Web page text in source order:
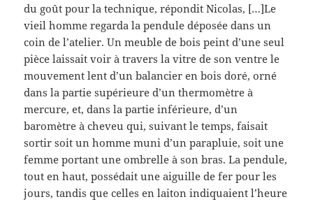
du goût pour la technique, répondit Nicolas, […]Le
vieil homme regarda la pendule déposée dans un
coin de l’atelier. Un meuble de bois peint d’une seul
pièce laissait voir à travers la vitre de son ventre le
mouvement lent d’un balancier en bois doré, orné
dans la partie supérieure d’un thermomètre à
mercure, et, dans la partie inférieure, d’un
baromètre à cheveu qui, suivant le temps, faisait
sortir soit un homme muni d’un parapluie, soit une
femme portant une ombrelle à son bras. La pendule,
tout en haut, possédait une aiguille de fer pour les
jours, tandis que celles en laiton indiquaient l’heure